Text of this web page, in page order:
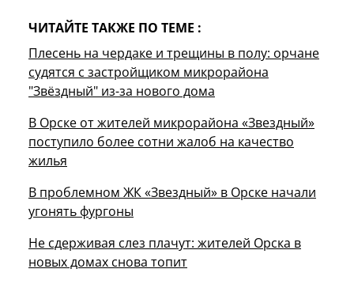
ЧИТАЙТЕ ТАКЖЕ ПО ТЕМЕ :
Плесень на чердаке и трещины в полу: орчане
судятся с застройщиком микрорайона
"Звёздный" из-за нового дома
В Орске от жителей микрорайона «Звездный»
поступило более сотни жалоб на качество
жилья
В проблемном ЖК «Звездный» в Орске начали
угонять фургоны
Не сдерживая слез плачут: жителей Орска в
новых домах снова топит